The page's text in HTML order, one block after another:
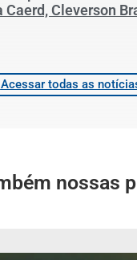
Caerd, Cleverson
Acessar todas as
nossas